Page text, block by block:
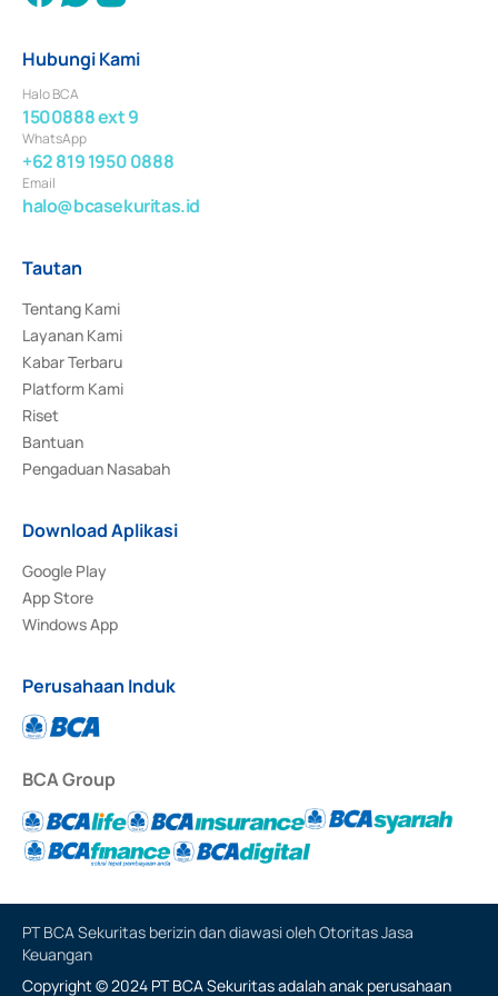
Hubungi Kami
Halo BCA
1500888 ext 9
WhatsApp
+62 819 1950 0888
Email
halo@bcasekuritas.id
Tautan
Tentang Kami
Layanan Kami
Kabar Terbaru
Platform Kami
Riset
Bantuan
Pengaduan Nasabah
Download Aplikasi
Google Play
App Store
Windows App
Perusahaan Induk
BCA Group
PT BCA Sekuritas berizin dan diawasi oleh Otoritas Jasa
Keuangan
Copyright © 2024 PT BCA Sekuritas adalah anak perusahaan